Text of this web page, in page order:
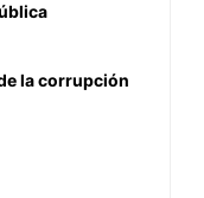
la corrupción